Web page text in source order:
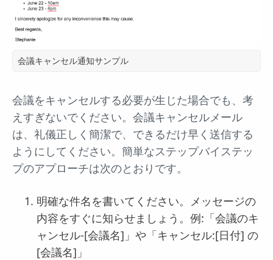
会議キャンセル通知サンプル
会議をキャンセルする必要が生じた場合でも、考
えすぎないでください。会議キャンセルメール
は、礼儀正しく簡潔で、できるだけ早く送信する
ようにしてください。簡単なステップバイステッ
プのアプローチは次のとおりです。
明確な件名を書いてください。メッセージの
内容をすぐに知らせましょう。例:「会議のキ
ャンセル-[会議名]」や「キャンセル:[日付] の
[会議名]」